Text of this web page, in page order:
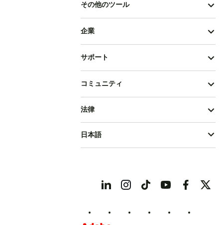
その他のツール
企業
サポート
コミュニティ
法律
日本語